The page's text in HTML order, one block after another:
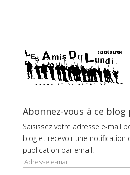
Abonnez-vous à ce blog
Saisissez votre adresse e-mail
blog et recevoir une notification
publication par email.
Adresse